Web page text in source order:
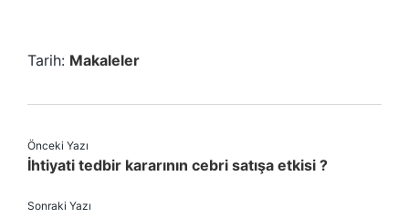
Tarih: Makaleler
Önceki Yazı
İhtiyati tedbir kararının cebri satışa etkisi ?
Sonraki Yazı